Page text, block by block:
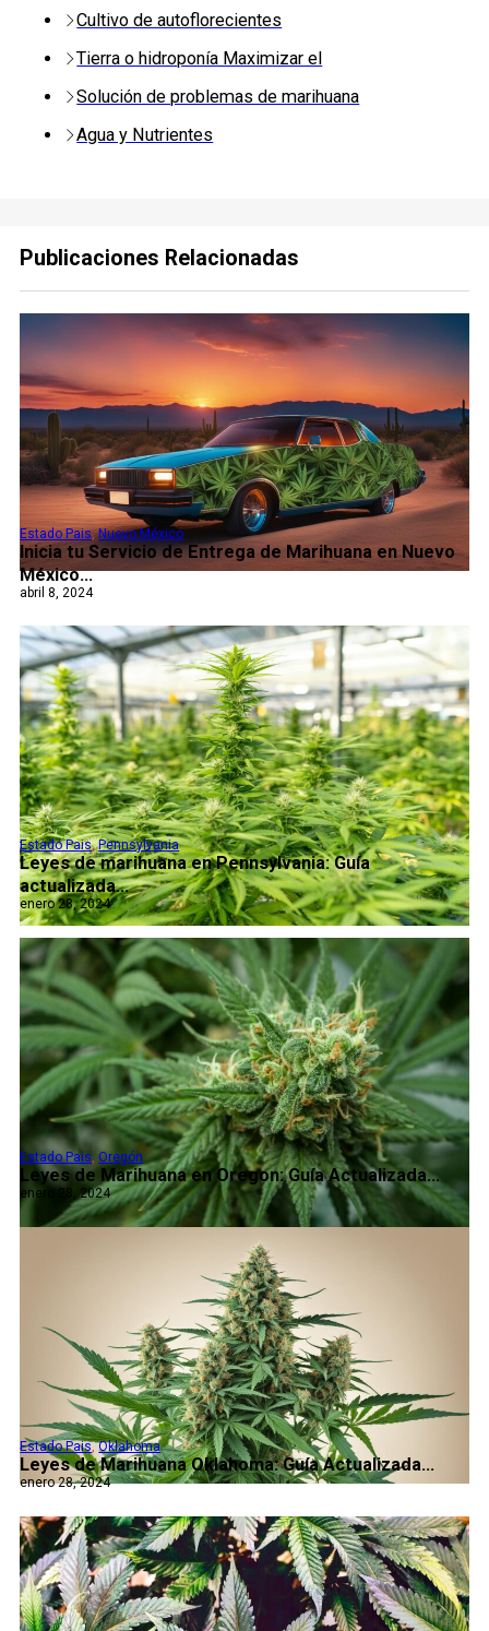
Cultivo de autoflorecientes
Tierra o hidroponía Maximizar el
Solución de problemas de marihuana
Agua y Nutrientes
Publicaciones Relacionadas
Inicia tu Servicio de Entrega de Marihuana en Nuevo
México...
Estado Pais,Nuevo México
abril 8, 2024
Leyes de marihuana en Pennsylvania: Guía
actualizada...
Estado Pais,Pennsylvania
enero 28, 2024
Leyes de Marihuana en Oregon: Guía Actualizada...
Estado Pais,Oregón
enero 28, 2024
Leyes de Marihuana Oklahoma: Guía Actualizada...
Estado Pais,Oklahoma
enero 28, 2024